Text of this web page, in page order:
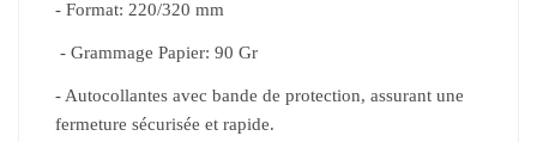
- Format: 220/320 mm
- Grammage Papier: 90 Gr
- Autocollantes avec bande de protection, assurant une
fermeture sécurisée et rapide.